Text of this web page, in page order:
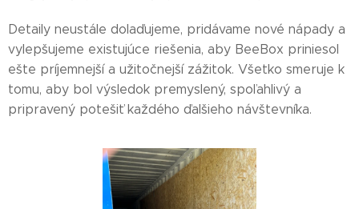
Detaily neustále dolaďujeme, pridávame nové nápady a
vylepšujeme existujúce riešenia, aby BeeBox priniesol
ešte príjemnejší a užitočnejší zážitok. Všetko smeruje k
tomu, aby bol výsledok premyslený, spoľahlivý a
pripravený potešiť každého ďalšieho návštevníka.